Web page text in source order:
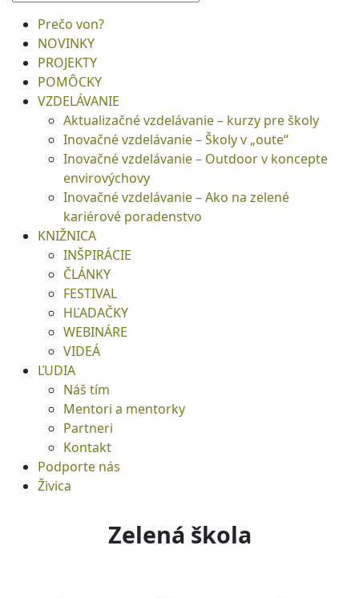
Prečo von?
NOVINKY
PROJEKTY
POMÔCKY
VZDELÁVANIE
Aktualizačné vzdelávanie – kurzy pre školy
Inovačné vzdelávanie – Školy v „oute“
Inovačné vzdelávanie – Outdoor v koncepte
envirovýchovy
Inovačné vzdelávanie – Ako na zelené
kariérové poradenstvo
KNIŽNICA
INŠPIRÁCIE
ČLÁNKY
FESTIVAL
HĽADAČKY
WEBINÁRE
VIDEÁ
ĽUDIA
Náš tím
Mentori a mentorky
Partneri
Kontakt
Podporte nás
Živica
Zelená škola